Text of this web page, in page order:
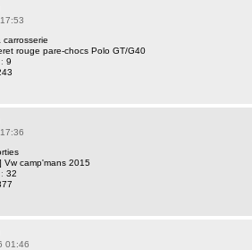
carrosserie
rouge pare-chocs Polo GT/G40
9
Vw camp'mans 2015
32
01:46